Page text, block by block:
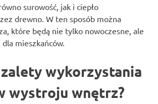
surowość, jak i ciepło
drewno. W ten sposób można
które będą nie tylko nowoczesne, ale
mieszkańców.
wykorzystania
wystroju wnętrz?